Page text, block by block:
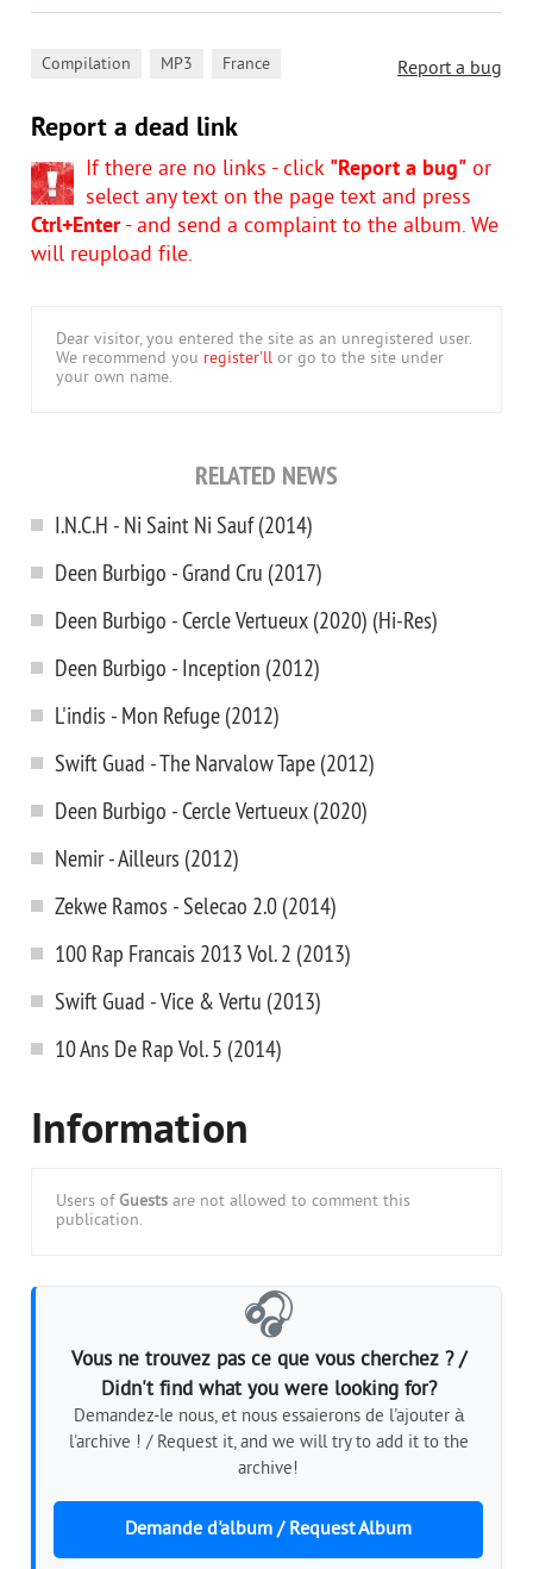
Report a bug
Compilation MP3 France
Report a dead link
If there are no links - click "Report a bug" or
select any text on the page text and press
Ctrl+Enter- and send a complaint to the album. We
will reupload file.
Dear visitor, you entered the site as an unregistered user.
We recommend you register'll or go to the site under
your own name.
RELATED NEWS
I.N.C.H - Ni Saint Ni Sauf (2014)
Deen Burbigo - Grand Cru (2017)
Deen Burbigo - Cercle Vertueux (2020) (Hi-Res)
Deen Burbigo - Inception (2012)
L'indis - Mon Refuge (2012)
Swift Guad - The Narvalow Tape (2012)
Deen Burbigo - Cercle Vertueux (2020)
Nemir - Ailleurs (2012)
Zekwe Ramos - Selecao 2.0 (2014)
100 Rap Francais 2013 Vol. 2 (2013)
Swift Guad - Vice & Vertu (2013)
10 Ans De Rap Vol. 5 (2014)
Information
Users of Guests are not allowed to comment this
publication.
🎧
Vous ne trouvez pas ce que vous cherchez ? /
Didn't find what you were looking for?
Demandez-le nous, et nous essaierons de l'ajouter à
l'archive ! / Request it, and we will try to add it to the
archive!
Demande d'album / Request Album